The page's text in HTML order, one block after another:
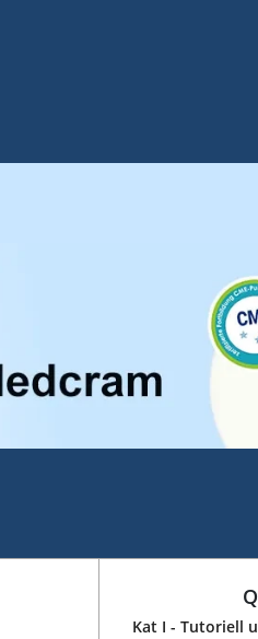
Kat I - Tutoriell